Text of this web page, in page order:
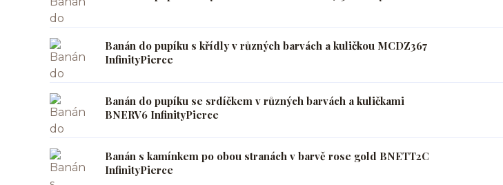
Banán do pupíku s křídly v různých barvách a kuličkou MCDZ367
InfinityPierce
Banán do pupíku se srdíčkem v různých barvách a kuličkami
BNERV6 InfinityPierce
Banán s kamínkem po obou stranách v barvě rose gold BNETT2C
InfinityPierce